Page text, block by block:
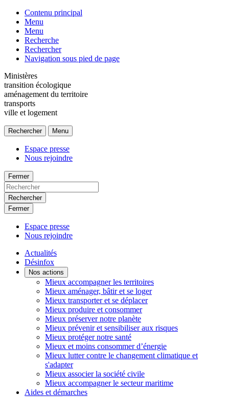
Contenu principal
Menu
Menu
Recherche
Rechercher
Navigation sous pied de page
Ministères
transition écologique
aménagement du territoire
transports
ville et logement
Rechercher Menu
Espace presse
Nous rejoindre
Fermer
Rechercher
Fermer
Espace presse
Nous rejoindre
Actualités
Désinfox
Nos actions
Mieux accompagner les territoires
Mieux aménager, bâtir et se loger
Mieux transporter et se déplacer
Mieux produire et consommer
Mieux préserver notre planète
Mieux prévenir et sensibiliser aux risques
Mieux protéger notre santé
Mieux et moins consommer d’énergie
Mieux lutter contre le changement climatique et
s'adapter
Mieux associer la société civile
Mieux accompagner le secteur maritime
Aides et démarches